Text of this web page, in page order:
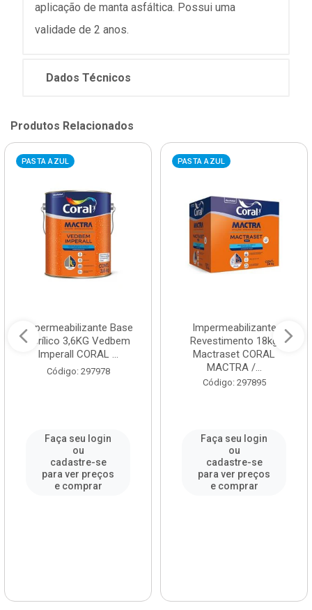
aplicação de manta asfáltica. Possui uma
validade de 2 anos.
Dados Técnicos
Produtos Relacionados
PASTA AZUL
Impermeabilizante Base
Acrílico 3,6KG Vedbem
Imperall CORAL ...
Código: 297978
Faça seu login
ou
cadastre-se
para ver preços
e comprar
PASTA AZUL
Impermeabilizante
Revestimento 18kg
Mactraset CORAL
MACTRA /...
Código: 297895
Faça seu login
ou
cadastre-se
para ver preços
e comprar